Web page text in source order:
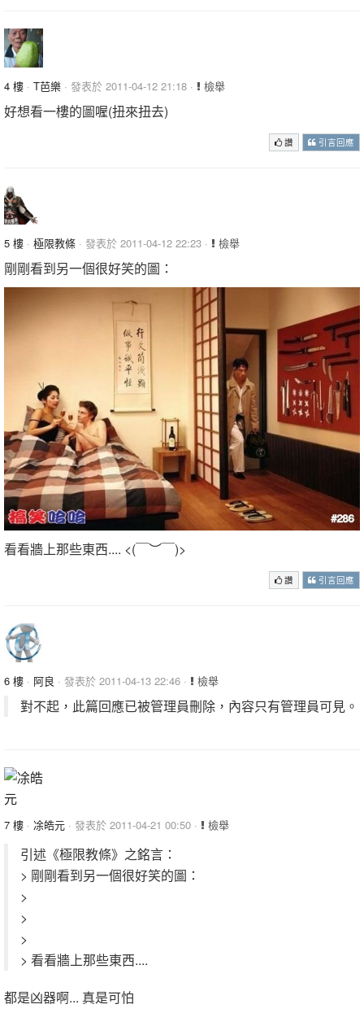
4 樓 · T芭樂 · 發表於 2011-04-12 21:18 · 檢舉
好想看一樓的圖喔(扭來扭去)
讚 引言回應
5 樓 · 極限教條 · 發表於 2011-04-12 22:23 · 檢舉
剛剛看到另一個很好笑的圖：
看看牆上那些東西.... <(￣︶￣)>
讚 引言回應
6 樓 · 阿良 · 發表於 2011-04-13 22:46 · 檢舉
對不起，此篇回應已被管理員刪除，內容只有管理員可見。
7 樓 · 凃皓元 · 發表於 2011-04-21 00:50 · 檢舉
引述《極限教條》之銘言：
> 剛剛看到另一個很好笑的圖：
>
>
>
> 看看牆上那些東西....
都是凶器啊... 真是可怕